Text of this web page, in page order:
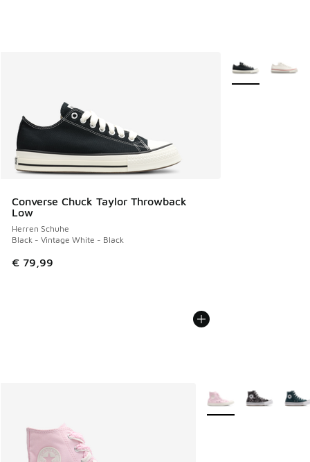
Converse Chuck Taylor Throwback
Low
Herren Schuhe
Black - Vintage White - Black
€ 79,99
Weitere Farben
Weitere Farben